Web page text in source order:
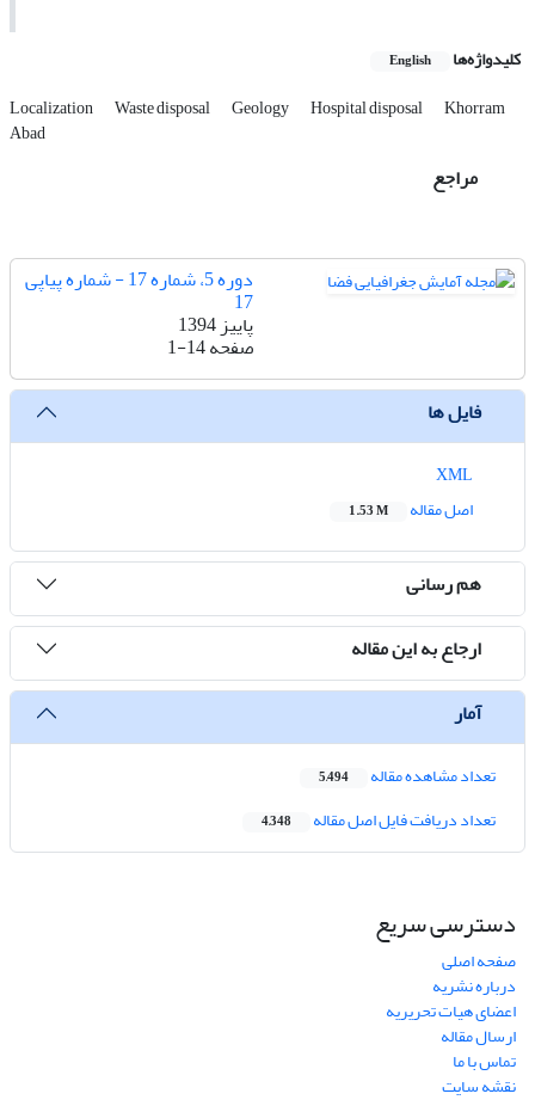
کلیدواژه‌ها English
Localization Waste disposal Geology Hospital disposal Khorram
Abad
مراجع
دوره 5، شماره 17 - شماره پیاپی
17
پاییز 1394
صفحه1-14
فایل ها
اصل مقاله
1.53 M
هم رسانی
ارجاع به این مقاله
آمار
تعداد مشاهده مقاله 5,494
تعداد دریافت فایل اصل مقاله 4,348
دسترسی سریع
صفحه اصلی
درباره نشریه
اعضای هیات تحریریه
ارسال مقاله
تماس با ما
نقشه سایت